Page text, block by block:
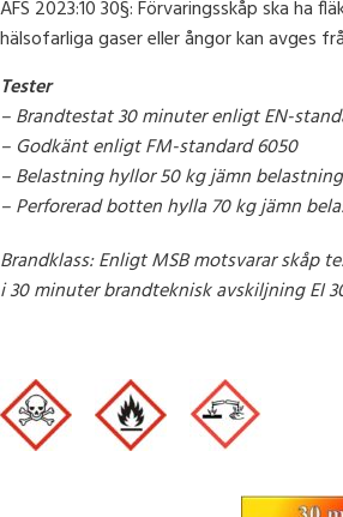
AFS 2023:10 30§: Förvaringsskåp ska ha
hälsofarliga gaser eller ångor kan avges
Tester
– Brandtestat 30 minuter enligt EN-
– Godkänt enligt FM-standard 6050
– Belastning hyllor 50 kg jämn belastning
– Perforerad botten hylla 70 kg jämn
Brandklass: Enligt MSB motsvarar skåp
i 30 minuter brandteknisk avskiljning EI